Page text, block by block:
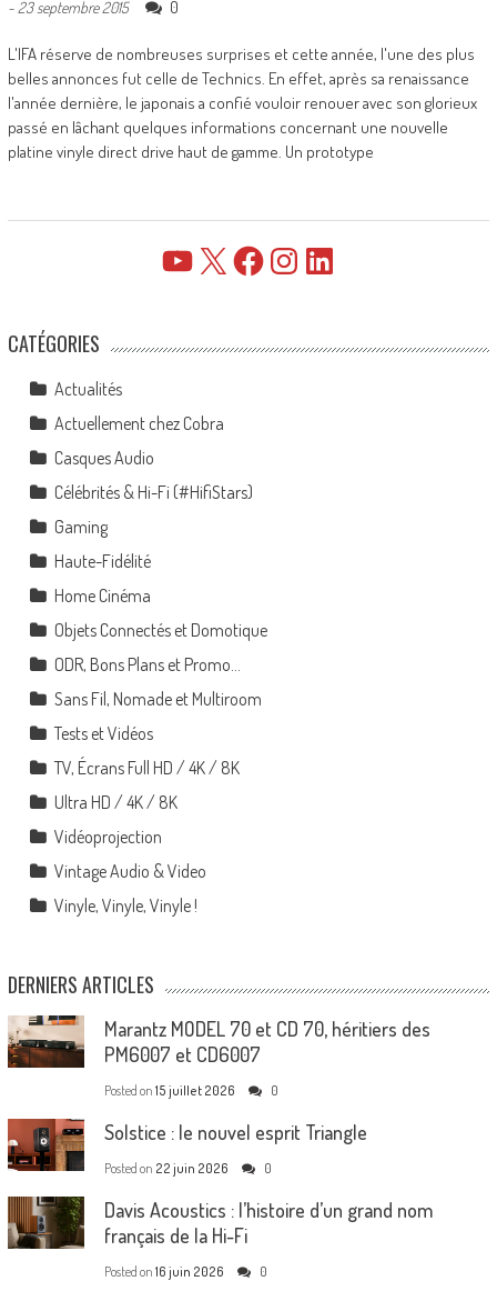
- 23 septembre 2015 0
L'IFA réserve de nombreuses surprises et cette année, l'une des plus
belles annonces fut celle de Technics. En effet, après sa renaissance
l'année dernière, le japonais a confié vouloir renouer avec son glorieux
passé en lâchant quelques informations concernant une nouvelle
platine vinyle direct drive haut de gamme. Un prototype
YouTube FacebookInstagramLinkedIn
CATÉGORIES
Actualités
Actuellement chez Cobra
Casques Audio
Célébrités & Hi-Fi (#HifiStars)
Gaming
Haute-Fidélité
Home Cinéma
Objets Connectés et Domotique
ODR, Bons Plans et Promo…
Sans Fil, Nomade et Multiroom
Tests et Vidéos
TV, Écrans Full HD / 4K / 8K
Ultra HD / 4K / 8K
Vidéoprojection
Vintage Audio & Video
Vinyle, Vinyle, Vinyle !
DERNIERS ARTICLES
Marantz MODEL 70 et CD 70, héritiers des
PM6007 et CD6007
Posted on 15 juillet 2026 0
Solstice : le nouvel esprit Triangle
Posted on 22 juin 2026 0
Davis Acoustics : l’histoire d’un grand nom
français de la Hi-Fi
Posted on 16 juin 2026 0